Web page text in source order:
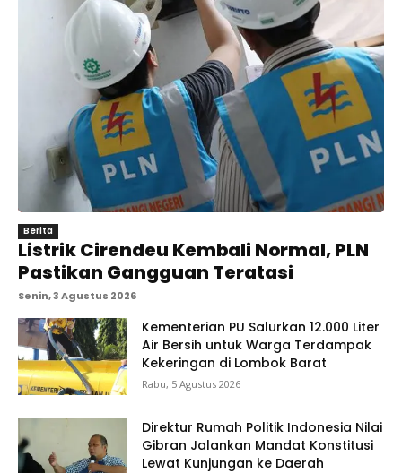
Berita
Listrik Cirendeu Kembali Normal, PLN
Pastikan Gangguan Teratasi
Senin, 3 Agustus 2026
Kementerian PU Salurkan 12.000 Liter
Air Bersih untuk Warga Terdampak
Kekeringan di Lombok Barat
Rabu, 5 Agustus 2026
Direktur Rumah Politik Indonesia Nilai
Gibran Jalankan Mandat Konstitusi
Lewat Kunjungan ke Daerah